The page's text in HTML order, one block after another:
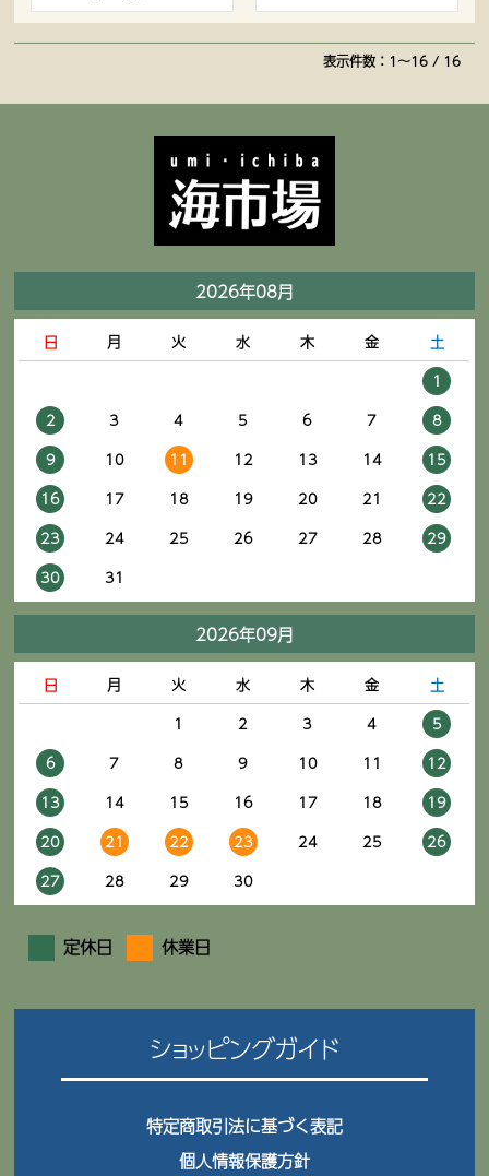
表示件数：1～16 / 16
2026年08月
日 月 火 水 木 金
土
1
2
3 4 5 6 7
8
9
10 11 12 13 14
15
16
17 18 19 20 21
22
23
24 25 26 27 28
29
30
31
2026年09月
日 月 火 水 木 金
土
1
2 3 4
5
6
7 8 9 10 11
12
13
14 15 16 17 18
19
20
21 22 23 24 25
26
27
28 29 30
定休日 休業日
ショッピングガイド
特定商取引法に基づく表記
個人情報保護方針